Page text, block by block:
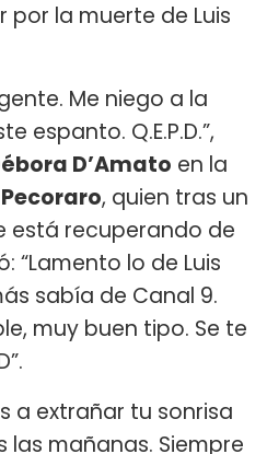
por la muerte de Luis
Me niego a la
espanto. Q.E.P.D.”,
D’Amato en la
, quien tras un
está recuperando de
“Lamento lo de Luis
sabía de Canal 9.
muy buen tipo. Se te
a extrañar tu sonrisa
mañanas. Siempre